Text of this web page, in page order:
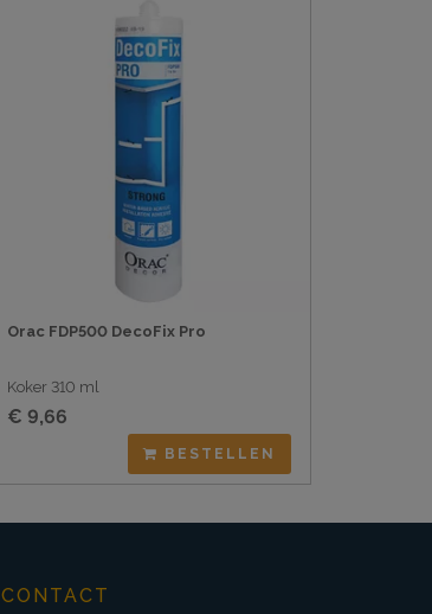
Orac FDP500 DecoFix Pro
Koker 310 ml
€ 9,66
BESTELLEN
CONTACT